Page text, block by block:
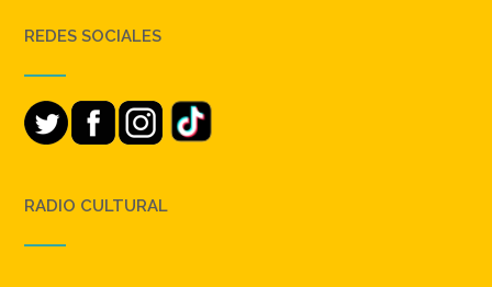
REDES SOCIALES
RADIO CULTURAL